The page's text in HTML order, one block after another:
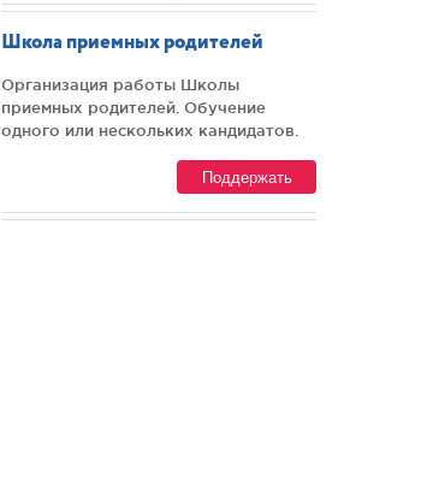
Школа приемных родителей
Организация работы Школы
приемных родителей. Обучение
одного или нескольких кандидатов.
Поддержать